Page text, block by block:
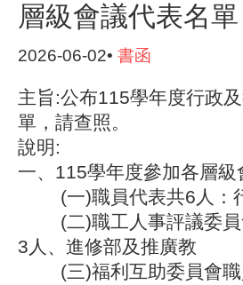
層級會議代表名單
2026-06-02• 書函
主旨:公布115學年度行政
單，請查照。
說明:
一、115學年度參加各層
(一)職員代表共6人：
(二)職工人事評議委員
3人、進修部及推
(三)福利互助委員會職